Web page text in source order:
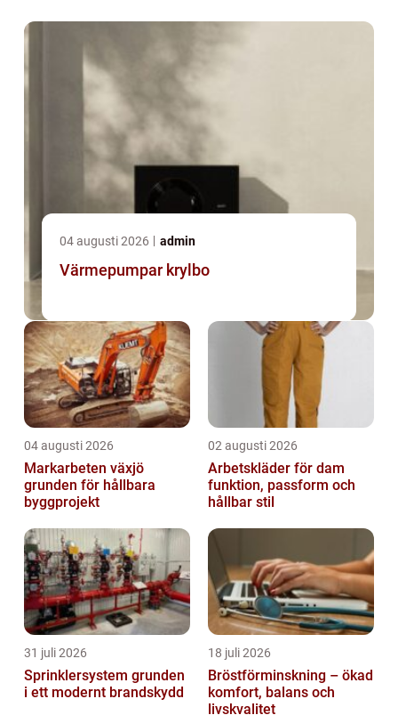
04 augusti 2026 admin
Värmepumpar krylbo
04 augusti 2026
Markarbeten växjö
grunden för hållbara
byggprojekt
02 augusti 2026
Arbetskläder för dam
funktion, passform och
hållbar stil
31 juli 2026
Sprinklersystem grunden
i ett modernt brandskydd
18 juli 2026
Bröstförminskning – ökad
komfort, balans och
livskvalitet